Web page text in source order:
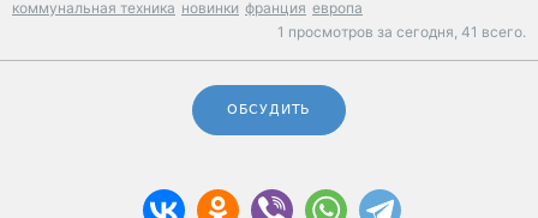
коммунальная техника новинки франция европа
1 просмотров за сегодня, 41 всего.
ОБСУДИТЬ